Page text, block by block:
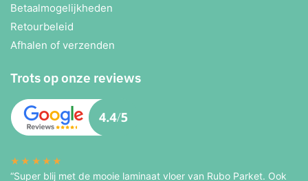
Betaalmogelijkheden
Retourbeleid
Afhalen of verzenden
Trots op onze reviews
★★★★★
“Super blij met de mooie laminaat vloer van Rubo Parket. Ook